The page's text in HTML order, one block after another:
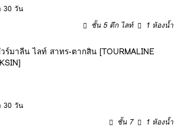
30 วัน
ชั้น 5 ตึก ไลท์
1 ห้องน้ำ
มาลีน ไลท์ สาทร-ตากสิน [TOURMALINE
30 วัน
ชั้น 7
1 ห้องน้ำ